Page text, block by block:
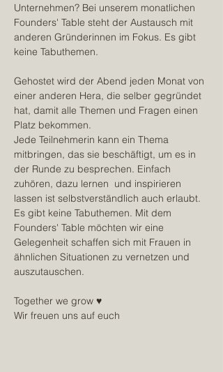
Unternehmen? Bei unserem monatlichen
Founders' Table steht der Austausch mit
anderen Gründerinnen im Fokus. Es gibt
keine Tabuthemen.
Gehostet wird der Abend jeden Monat von
einer anderen Hera, die selber gegründet
hat, damit alle Themen und Fragen einen
Platz bekommen.
Jede Teilnehmerin kann ein Thema
mitbringen, das sie beschäftigt, um es in
der Runde zu besprechen. Einfach
zuhören, dazu lernen  und inspirieren
lassen ist selbstverständlich auch erlaubt.
Es gibt keine Tabuthemen. Mit dem
Founders' Table möchten wir eine
Gelegenheit schaffen sich mit Frauen in
ähnlichen Situationen zu vernetzen und
auszutauschen.
Together we grow ♥
Wir freuen uns auf euch